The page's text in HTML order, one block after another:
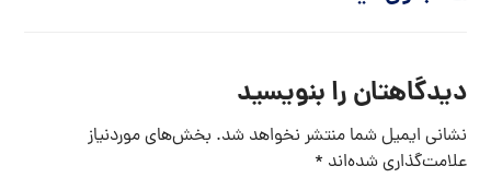
دیدگاهتان را بنویسید
نشانی ایمیل شما منتشر نخواهد شد. بخش‌های موردنیاز
علامت‌گذاری شده‌اند *